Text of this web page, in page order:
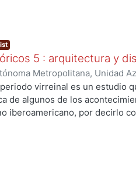
5 : arquitectura y
Metropolitana, Unidad
Departamento de
Maruja, editora ;Meléndez
Zambrano, Ángel Julián;
virreinal es un estudio
de algunos de los
iberoamericano, por decirlo